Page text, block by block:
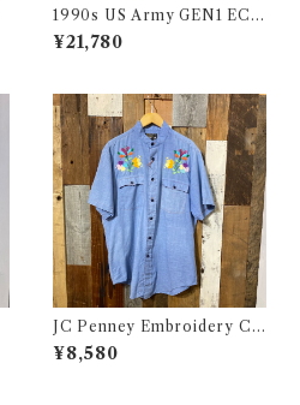
1990s US Army GEN1 EC
WCS Gore-Tex Parka M-R
/ 米軍 ゴアテックス パーカー
¥21,780
JC Penney Embroidery Ch
ambray Shirt / ジェイシーペ
ニー 刺繍入り シャンブレー シ
¥8,580